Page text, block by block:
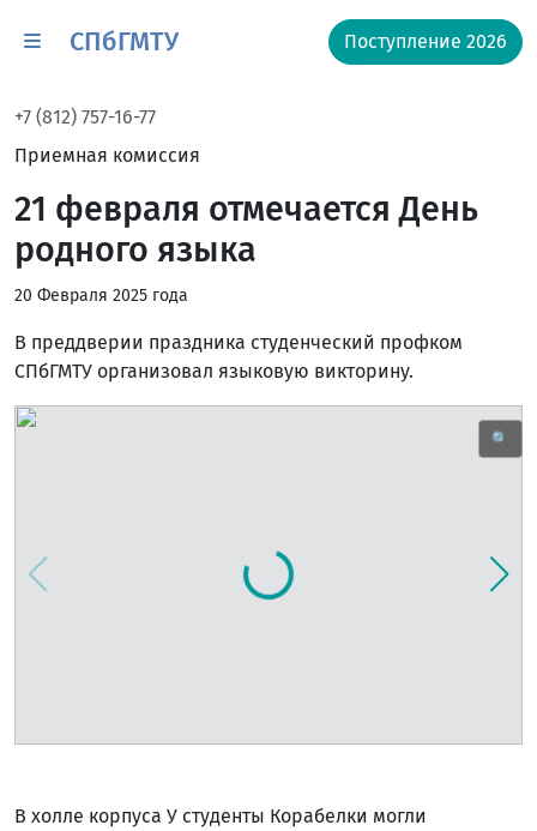
СПбГМТУ Поступление 2026
+7 (812) 757-16-77
Приемная комиссия
21 февраля отмечается День
родного языка
20 Февраля 2025 года
В преддверии праздника студенческий профком
СПбГМТУ организовал языковую викторину.
🔍
В холле корпуса У студенты Корабелки могли